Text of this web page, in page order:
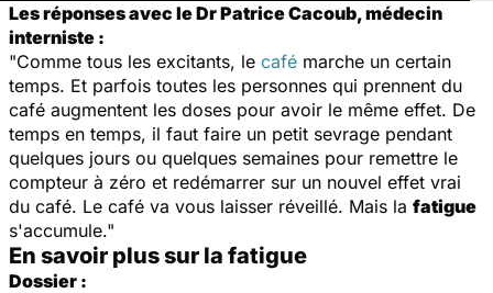
Les réponses avec le Dr Patrice Cacoub, médecin
interniste :
"Comme tous les excitants, le café marche un certain
temps. Et parfois toutes les personnes qui prennent du
café augmentent les doses pour avoir le même effet. De
temps en temps, il faut faire un petit sevrage pendant
quelques jours ou quelques semaines pour remettre le
compteur à zéro et redémarrer sur un nouvel effet vrai
du café. Le café va vous laisser réveillé. Mais la fatigue
s'accumule."
En savoir plus sur la fatigue
Dossier :